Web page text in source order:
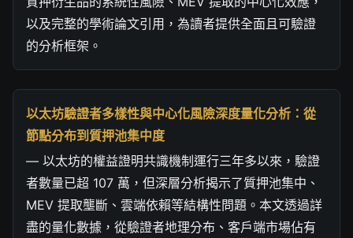
以及完整的學術論文引用，為讀者提供全面且可驗證
的分析框架。
以太坊驗證者多樣性與中心化風險深度量化分析：從
節點分布到質押池集中度
— 以太坊的權益證明共識機制運行三年多以來，驗證
者數量已超 107 萬，但深層分析揭示了質押池集中、
MEV 提取壟斷、雲端依賴等結構性問題。本文透過詳
盡的量化數據，從驗證者地理分布、客戶端市場佔有